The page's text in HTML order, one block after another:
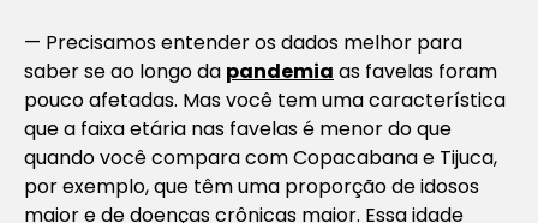
— Precisamos entender os dados melhor para
saber se ao longo da pandemia as favelas foram
pouco afetadas. Mas você tem uma característica
que a faixa etária nas favelas é menor do que
quando você compara com Copacabana e Tijuca,
por exemplo, que têm uma proporção de idosos
maior e de doenças crônicas maior. Essa idade